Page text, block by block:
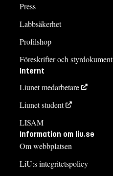
Press
Labbsäkerhet
Profilshop
Föreskrifter och styrdokument
Internt
Liunet medarbetare
Liunet student
LISAM
Information om liu.se
Om webbplatsen
LiU:s integritetspolicy